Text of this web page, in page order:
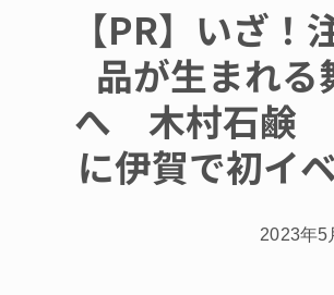
【PR】いざ！
品が生まれる
へ 木村石鹸
に伊賀で初イ
2023年5